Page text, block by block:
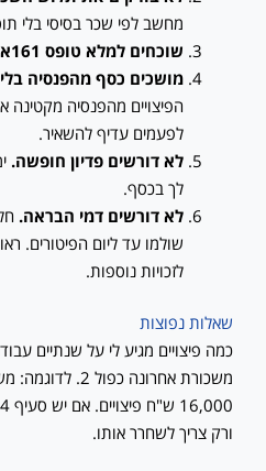
מחשב לפי שכר בסיסי בלי
שוכחים למלא טופס 161א.
מושכים כסף מהפנסיה
הפיצויים מהפנסיה
לפעמים עדיף להשאיר.
לא דורשים פדיון חופשה.
לך בכסף.
לא דורשים דמי הבראה.
שולמו עד ליום הפיטורים.
לזכויות נוספות.
שאלות נפוצות
כמה פיצויים מגיע לי על שנתיים
ורק צריך לשחרר אותו.